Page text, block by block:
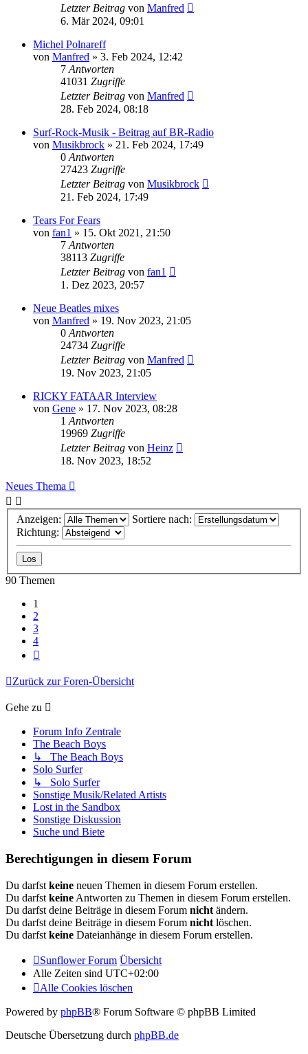
Letzter Beitrag von Manfred
6. Mär 2024, 09:01
Michel Polnareff
von Manfred » 3. Feb 2024, 12:42
7 Antworten
41031 Zugriffe
Letzter Beitrag von Manfred
28. Feb 2024, 08:18
Surf-Rock-Musik - Beitrag auf BR-Radio
von Musikbrock » 21. Feb 2024, 17:49
0 Antworten
27423 Zugriffe
Letzter Beitrag von Musikbrock
21. Feb 2024, 17:49
Tears For Fears
von fan1 » 15. Okt 2021, 21:50
7 Antworten
38113 Zugriffe
Letzter Beitrag von fan1
1. Dez 2023, 20:57
Neue Beatles mixes
von Manfred » 19. Nov 2023, 21:05
0 Antworten
24734 Zugriffe
Letzter Beitrag von Manfred
19. Nov 2023, 21:05
RICKY FATAAR Interview
von Gene » 17. Nov 2023, 08:28
1 Antworten
19969 Zugriffe
Letzter Beitrag von Heinz
18. Nov 2023, 18:52
Neues Thema
Anzeigen:
Sortiere nach:
Richtung:
90 Themen
1
2
3
4
Zurück zur Foren-Übersicht
Gehe zu
Forum Info Zentrale
The Beach Boys
↳ The Beach Boys
Solo Surfer
↳ Solo Surfer
Sonstige Musik/Related Artists
Lost in the Sandbox
Sonstige Diskussion
Suche und Biete
Berechtigungen in diesem Forum
Du darfst keine neuen Themen in diesem Forum erstellen.
Du darfst keine Antworten zu Themen in diesem Forum erstellen.
Du darfst deine Beiträge in diesem Forum nicht ändern.
Du darfst deine Beiträge in diesem Forum nicht löschen.
Du darfst keine Dateianhänge in diesem Forum erstellen.
Sunflower Forum Übersicht
Alle Zeiten sind UTC+02:00
Alle Cookies löschen
Powered by phpBB® Forum Software © phpBB Limited
Deutsche Übersetzung durch phpBB.de